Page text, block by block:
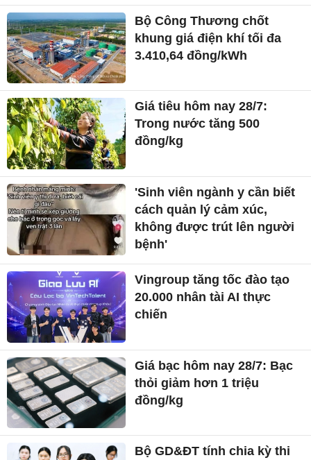
Bộ Công Thương chốt
khung giá điện khí tối đa
3.410,64 đồng/kWh
Giá tiêu hôm nay 28/7:
Trong nước tăng 500
đồng/kg
'Sinh viên ngành y cần biết
cách quản lý cảm xúc,
không được trút lên người
bệnh'
Vingroup tăng tốc đào tạo
20.000 nhân tài AI thực
chiến
Giá bạc hôm nay 28/7: Bạc
thỏi giảm hơn 1 triệu
đồng/kg
Bộ GD&ĐT tính chia kỳ thi